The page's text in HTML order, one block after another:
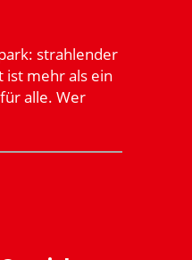
strah­lender
ist mehr als ein
alle. Wer